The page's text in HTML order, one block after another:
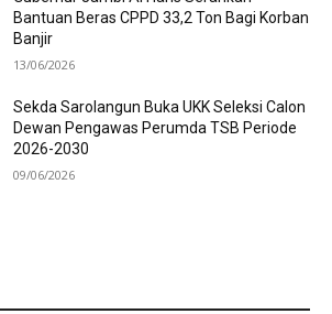
Bantuan Beras CPPD 33,2 Ton Bagi Korban
Banjir
13/06/2026
Sekda Sarolangun Buka UKK Seleksi Calon
Dewan Pengawas Perumda TSB Periode
2026-2030
09/06/2026